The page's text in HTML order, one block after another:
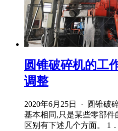
圆锥破碎机的工
调整
2020年6月25日 · 圆锥破
基本相同,只是某些零部
区别有下述几个方面。 1